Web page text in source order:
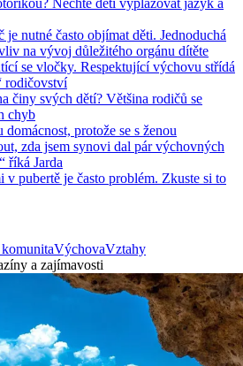
Nechte děti vyplazovat jazyk a
je nutné často objímat děti. Jednoduchá
na vývoj důležitého orgánu dítěte
se vločky. Respektující výchovu střídá
rodičovství
činy svých dětí? Většina rodičů se
chyb
domácnost, protože se s ženou
zda jsem synovi dal pár výchovných
říká Jarda
v pubertě je často problém. Zkuste si to
VýchovaVztahy
a zajímavosti